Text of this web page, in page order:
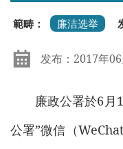
範畴： 廉洁选举
发布：2017年
廉政公署於6月
公署”微信（